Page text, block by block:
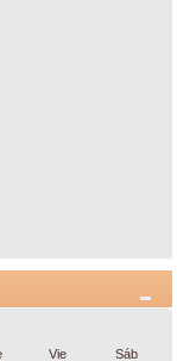
Vie
Sáb